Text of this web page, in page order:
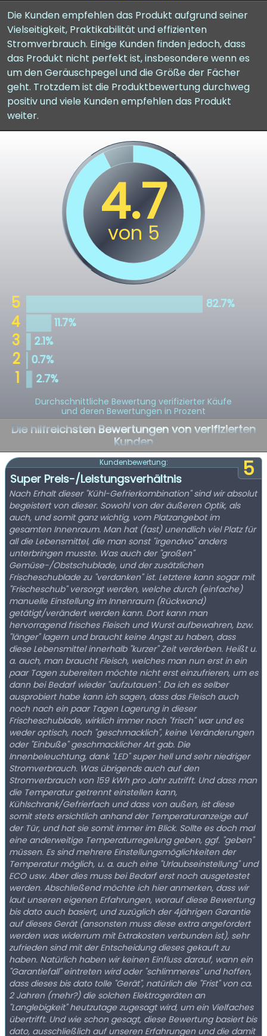
Die Kunden empfehlen das Produkt aufgrund seiner
Vielseitigkeit, Praktikabilität und effizienten
Stromverbrauch. Einige Kunden finden jedoch, dass
das Produkt nicht perfekt ist, insbesondere wenn es
um den Geräuschpegel und die Größe der Fächer
geht. Trotzdem ist die Produktbewertung durchweg
positiv und viele Kunden empfehlen das Produkt
weiter.
Durchschnittliche Bewertung verifizierter Käufe
und deren Bewertungen in Prozent
Die hilfreichsten Bewertungen von verifizierten
Kunden
5
Kundenbewertung:
Super Preis-/Leistungsverhältnis
Nach Erhalt dieser "Kühl-Gefrierkombination" sind wir absolut
begeistert von dieser. Sowohl von der äußeren Optik, als
auch, und somit ganz wichtig, vom Platzangebot im
gesamten Innenraum. Man hat (fast) unendlich viel Platz für
all die Lebensmittel, die man sonst "irgendwo" anders
unterbringen musste. Was auch der "großen"
Gemüse-/Obstschublade, und der zusätzlichen
Frischeschublade zu "verdanken" ist. Letztere kann sogar mit
"Frischeschub" versorgt werden, welche durch (einfache)
manuelle Einstellung im Innenraum (Rückwand)
getätigt/verändert werden kann. Dort kann man
hervorragend frisches Fleisch und Wurst aufbewahren, bzw.
"länger" lagern und braucht keine Angst zu haben, dass
diese Lebensmittel innerhalb "kurzer" Zeit verderben. Heißt u.
a. auch, man braucht Fleisch, welches man nun erst in ein
paar Tagen zubereiten möchte nicht erst einzufrieren, um es
dann bei Bedarf wieder "aufzutauen". Da ich es selber
ausprobiert habe kann ich sagen, dass das Fleisch auch
noch nach ein paar Tagen Lagerung in dieser
Frischeschublade, wirklich immer noch "frisch" war und es
weder optisch, noch "geschmacklich", keine Veränderungen
oder "Einbuße" geschmacklicher Art gab. Die
Innenbeleuchtung, dank "LED" super hell und sehr niedriger
Stromverbrauch. Was übrigends auch auf den
Stromverbrauch von 159 kWh pro Jahr zutrifft. Und dass man
die Temperatur getrennt einstellen kann,
Kühlschrank/Gefrierfach und dass von außen, ist diese
somit stets ersichtlich anhand der Temperaturanzeige auf
der Tür, und hat sie somit immer im Blick. Sollte es doch mal
eine anderweitige Temperaturregelung geben, ggf. "geben"
müssen. Es sind mehrere Einstellungsmöglichkeiten der
Temperatur möglich, u. a. auch eine "Urlaubseinstellung" und
ECO usw. Aber dies muss bei Bedarf erst noch ausgetestet
werden. Abschließend möchte ich hier anmerken, dass wir
laut unseren eigenen Erfahrungen, worauf diese Bewertung
bis dato auch basiert, und zuzüglich der 4jährigen Garantie
auf dieses Gerät (ansonsten muss diese extra angefordert
werden was widerrum mit Extrakosten verbunden ist), sehr
zufrieden sind mit der Entscheidung dieses gekauft zu
haben. Natürlich haben wir keinen Einfluss darauf, wann ein
"Garantiefall" eintreten wird oder "schlimmeres" und hoffen,
dass dieses bis dato tolle "Gerät", natürlich die "Frist" von ca.
2 Jahren (mehr?) die solchen Elektrogeräten an
"Langlebigkeit" heutzutage zugesagt wird, um ein Vielfaches
übertrifft. Und wie schon gesagt, diese Bewertung basiert bis
dato, ausschließlich auf unseren Erfahrungen und die damit